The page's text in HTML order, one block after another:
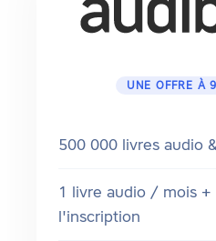
UNE OFFRE À
500 000 livres audio
1 livre audio / mois
l'inscription